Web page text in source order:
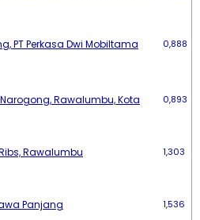
PT Perkasa Dwi Mobiltama 0,888
Rawalumbu, Kota
0,893
Rawalumbu 1,303
Panjang 1,536